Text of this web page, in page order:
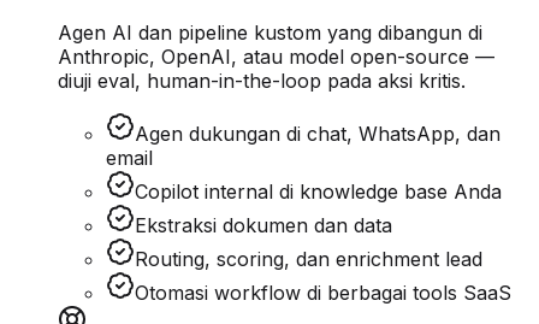
Agen AI dan pipeline kustom yang dibangun di
Anthropic, OpenAI, atau model open-source —
diuji eval, human-in-the-loop pada aksi kritis.
Agen dukungan di chat, WhatsApp, dan
email
Copilot internal di knowledge base Anda
Ekstraksi dokumen dan data
Routing, scoring, dan enrichment lead
Otomasi workflow di berbagai tools SaaS